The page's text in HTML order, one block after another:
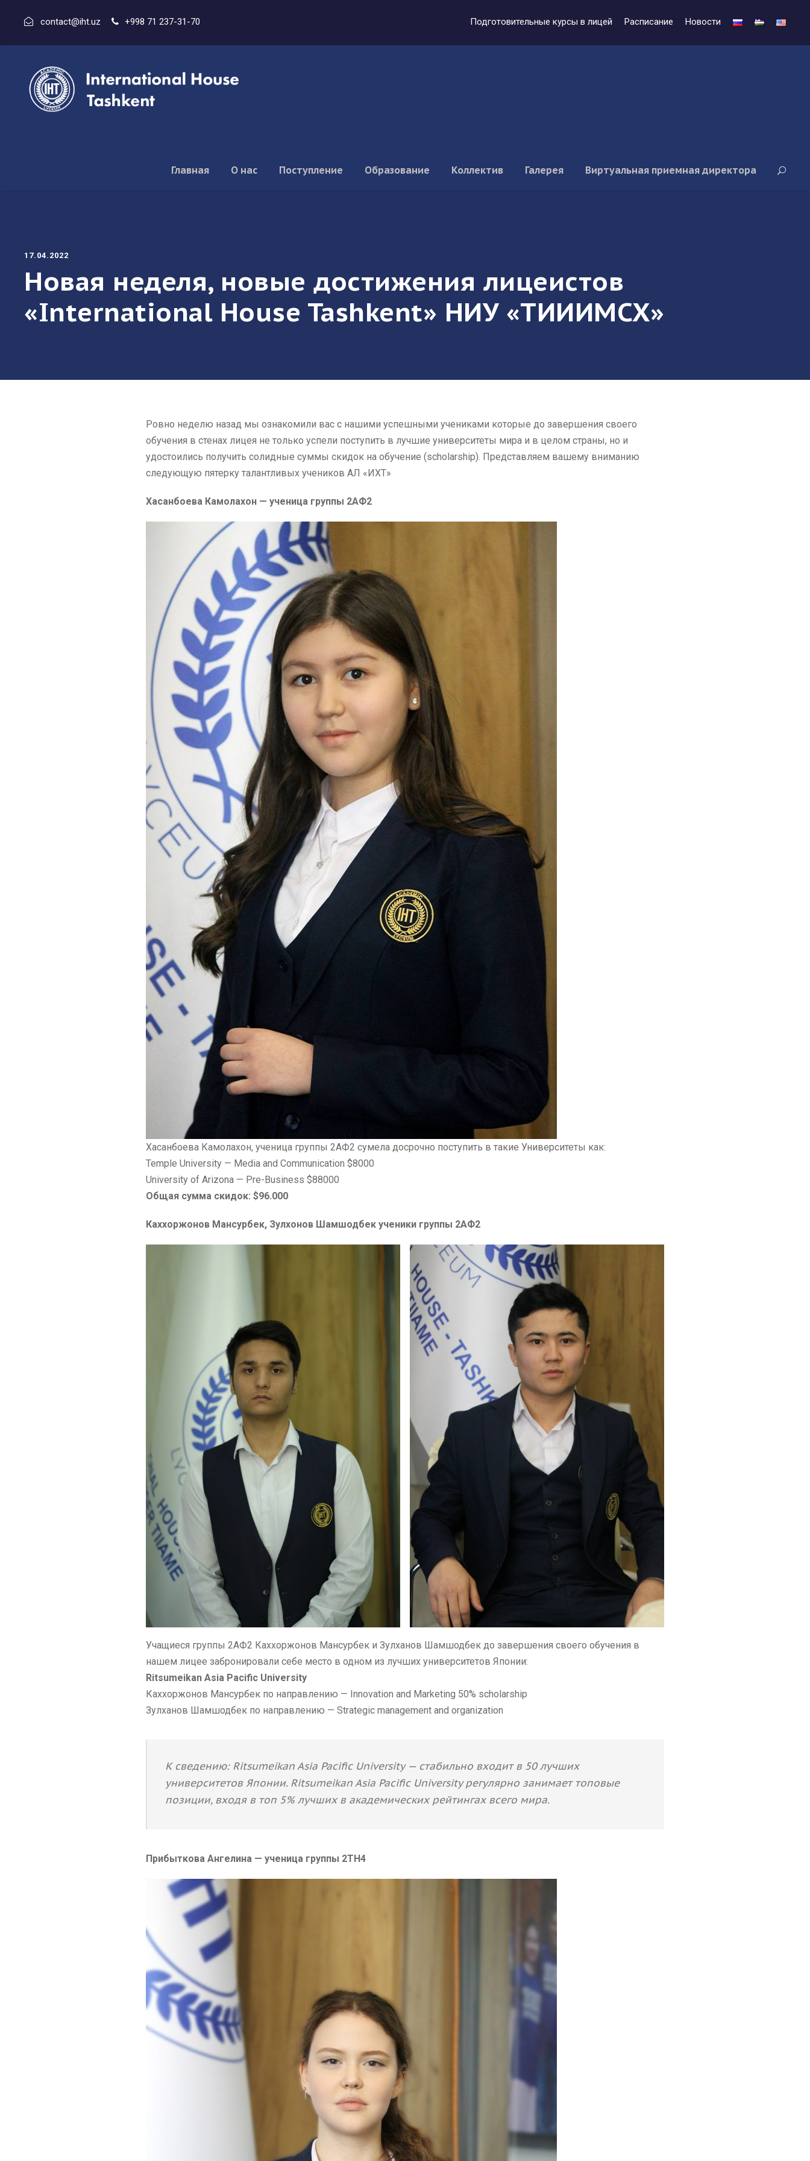
contact@iht.uz +998 71 237-31-70 Подготовительные курсы в лицей Расписание Новости
Главная О нас Поступление Образование Коллектив Галерея Виртуальная приемная директора
17.04.2022
Новая неделя, новые достижения лицеистов
«International House Tashkent» НИУ «ТИИИМСХ»
Ровно неделю назад мы ознакомили вас с нашими успешными учениками которые до завершения своего
обучения в стенах лицея не только успели поступить в лучшие университеты мира и в целом страны, но и
удостоились получить солидные суммы скидок на обучение (scholarship). Представляем вашему вниманию
следующую пятерку талантливых учеников АЛ «ИХТ»
Хасанбоева Камолахон — ученица группы 2АФ2
Хасанбоева Камолахон, ученица группы 2АФ2 сумела досрочно поступить в такие Университеты как:
Temple University — Media and Communication $8000
University of Arizona — Pre-Business $88000
Общая сумма скидок: $96.000
Каххоржонов Мансурбек, Зулхонов Шамшодбек ученики группы 2АФ2
Учащиеся группы 2АФ2 Каххоржонов Мансурбек и Зулханов Шамшодбек до завершения своего обучения в
нашем лицее забронировали себе место в одном из лучших университетов Японии:
Ritsumeikan Asia Pacific University
Каххоржонов Мансурбек по направлению — Innovation and Marketing 50% scholarship
Зулханов Шамшодбек по направлению — Strategic management and organization
К сведению: Ritsumeikan Asia Pacific University — стабильно входит в 50 лучших
университетов Японии. Ritsumeikan Asia Pacific University регулярно занимает топовые
позиции, входя в топ 5% лучших в академических рейтингах всего мира.
Прибыткова Ангелина — ученица группы 2ТН4